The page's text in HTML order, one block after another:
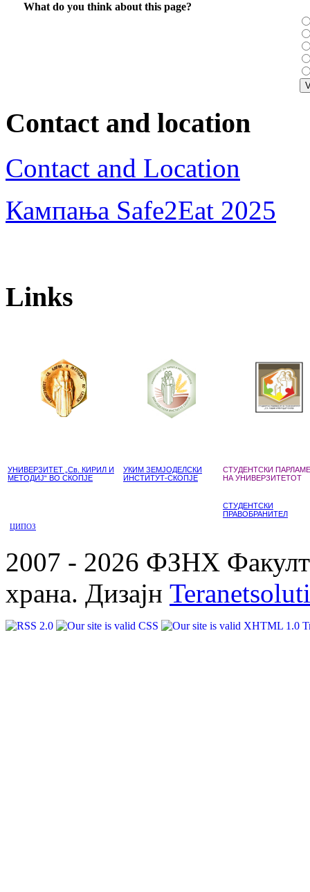
What do you think about this page?
Contact and location
Contact and Location
Кампања Safe2Eat 2025
Links
УНИВЕРЗИТЕТ „Св. КИРИЛ И
МЕТОДИЈ“ ВО СКОПЈЕ
УКИМ ЗЕМЈОДЕЛСКИ
ИНСТИТУТ-СКОПЈЕ
СТУДЕНТСКИ
НА УНИВЕРЗИТЕТОТ
СТУДЕНТСКИ
ПРАВОБРАНИТЕЛ
ЦИПОЗ
2007 - 2026 ФЗНХ
храна. Дизајн